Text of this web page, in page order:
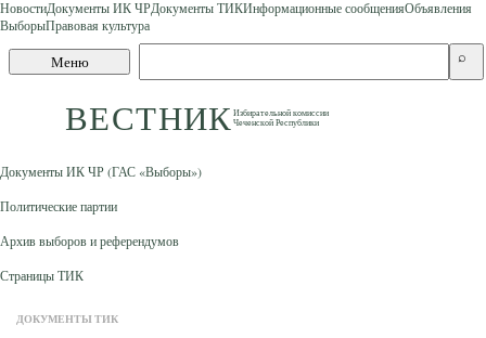
Skip to content
НовостиДокументы ИК ЧРДокументы ТИКИнформационные сообщенияОбъявления
ВыборыПравовая культура
Меню
ВЕСТНИКИзбирательной комиссии
Чеченской Республики
сайту
⌕
Документы ИК ЧР (ГАС «Выборы»)
Политические партии
Архив выборов и референдумов
Страницы ТИК
ДОКУМЕНТЫ ТИК